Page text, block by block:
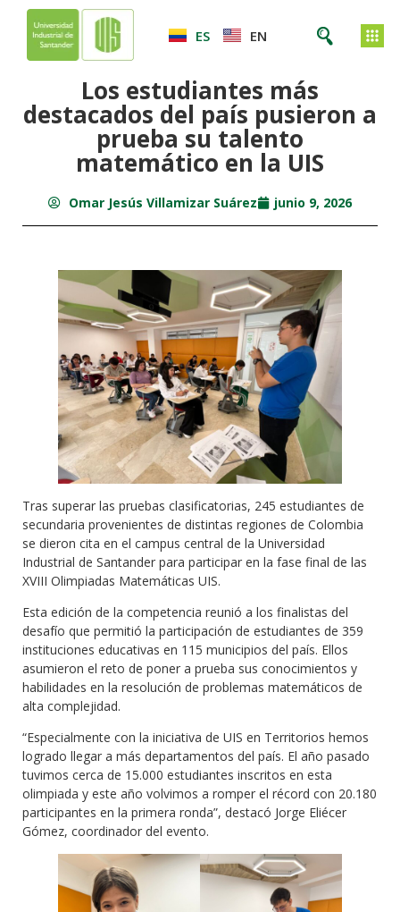
ES EN
Los estudiantes más
destacados del país pusieron a
prueba su talento
matemático en la UIS
Omar Jesús Villamizar Suárez junio 9, 2026
Tras superar las pruebas clasificatorias, 245 estudiantes de
secundaria provenientes de distintas regiones de Colombia
se dieron cita en el campus central de la Universidad
Industrial de Santander para participar en la fase final de las
XVIII Olimpiadas Matemáticas UIS.
Esta edición de la competencia reunió a los finalistas del
desafío que permitió la participación de estudiantes de 359
instituciones educativas en 115 municipios del país. Ellos
asumieron el reto de poner a prueba sus conocimientos y
habilidades en la resolución de problemas matemáticos de
alta complejidad.
“Especialmente con la iniciativa de UIS en Territorios hemos
logrado llegar a más departamentos del país. El año pasado
tuvimos cerca de 15.000 estudiantes inscritos en esta
olimpiada y este año volvimos a romper el récord con 20.180
participantes en la primera ronda”, destacó Jorge Eliécer
Gómez, coordinador del evento.